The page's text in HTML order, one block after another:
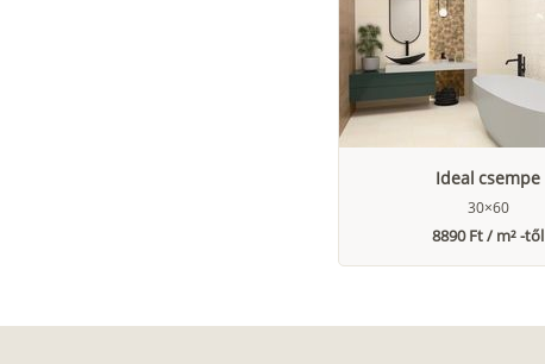
Ideal csempe
30×60
8890 Ft / m² -től